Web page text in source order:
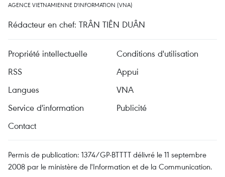
AGENCE VIETNAMIENNE D'INFORMATION (VNA)
Rédacteur en chef: TRÂN TIÊN DUÂN
Propriété intellectuelle
Conditions d'utilisation
RSS
Appui
Langues
VNA
Service d'information
Publicité
Contact
Permis de publication: 1374/GP-BTTTT délivré le 11 septembre
2008 par le ministère de l'Information et de la Communication.